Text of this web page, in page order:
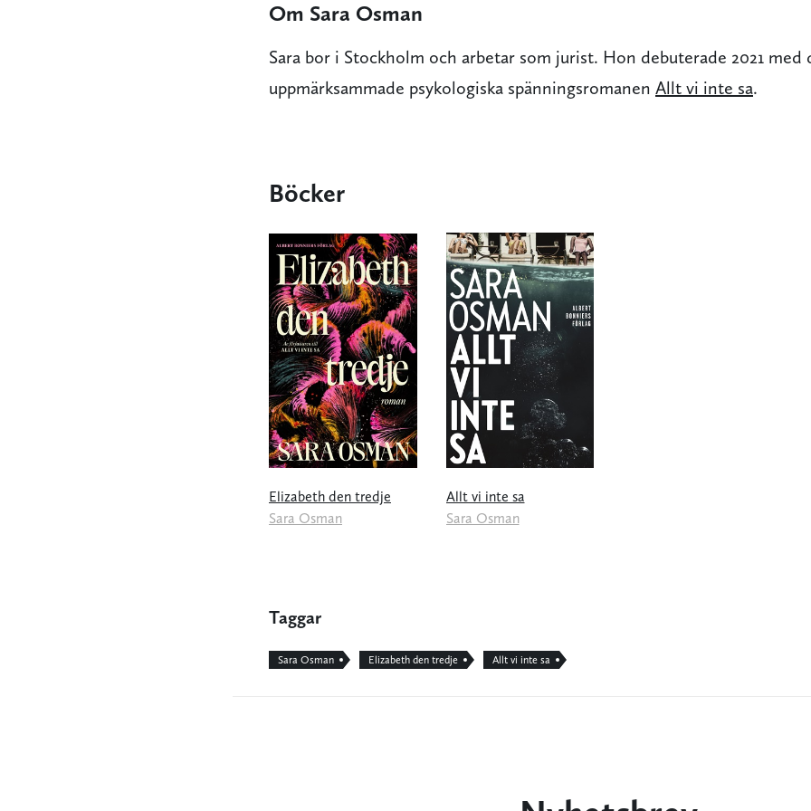
Om Sara Osman
Sara bor i Stockholm och arbetar som jurist. Hon debuterade 2021 med
uppmärksammade psykologiska spänningsromanen Allt vi inte sa.
Böcker
Elizabeth den tredje
Sara Osman
Allt vi inte sa
Sara Osman
Taggar
Sara Osman Elizabeth den tredje Allt vi inte sa